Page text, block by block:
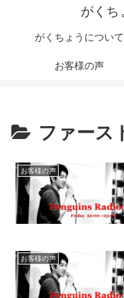
がくち
がくちょうについて
お客様の声
ファース
お客様の声
お客様の声